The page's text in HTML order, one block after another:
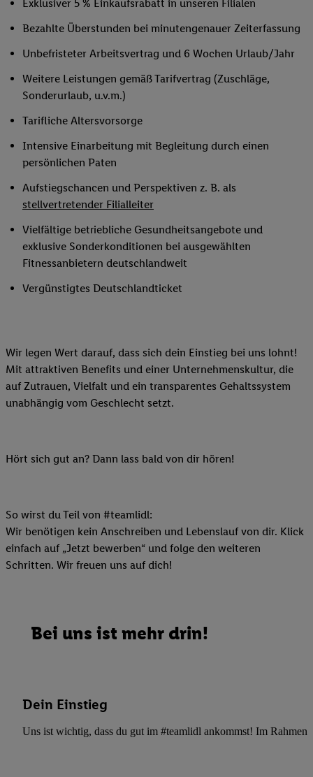
Exklusiver 5 % Einkaufsrabatt in unseren Filialen
Bezahlte Überstunden bei minutengenauer Zeiterfassung
Unbefristeter Arbeitsvertrag und 6 Wochen Urlaub/Jahr
Weitere Leistungen gemäß Tarifvertrag (Zuschläge,
Sonderurlaub, u.v.m.)
Tarifliche Altersvorsorge
Intensive Einarbeitung mit Begleitung durch einen
persönlichen Paten
Aufstiegschancen und Perspektiven z. B. als
stellvertretender Filialleiter
Vielfältige betriebliche Gesundheitsangebote und
exklusive Sonderkonditionen bei ausgewählten
Fitnessanbietern deutschlandweit
Vergünstigtes Deutschlandticket
Wir legen Wert darauf, dass sich dein Einstieg bei uns lohnt!
Mit attraktiven Benefits und einer Unternehmenskultur, die
auf Zutrauen, Vielfalt und ein transparentes Gehaltssystem
unabhängig vom Geschlecht setzt.
Hört sich gut an? Dann lass bald von dir hören!
So wirst du Teil von #teamlidl:
Wir benötigen kein Anschreiben und Lebenslauf von dir. Klick
einfach auf „Jetzt bewerben“ und folge den weiteren
Schritten. Wir freuen uns auf dich!
Bei uns ist mehr drin!
Dein Einstieg
Uns ist wichtig, dass du gut im #teamlidl ankommst! Im Rahmen